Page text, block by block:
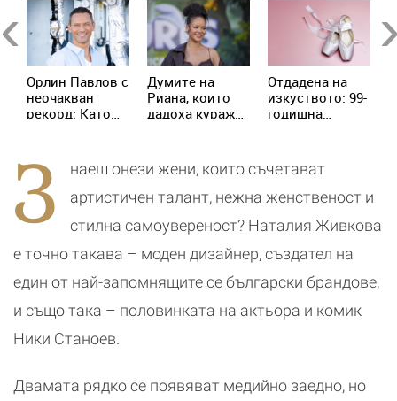
Орлин Павлов с
неочакван
рекорд: Като
наведнъж
Думите на
Риана, които
дадоха кураж
Отдадена на
изкуството: 99-
годишна
преподава
танци
З
наеш онези жени, които съчетават
артистичен талант, нежна женственост и
стилна самоувереност? Наталия Живкова
е точно такава – моден дизайнер, създател на
един от най-запомнящите се български брандове,
и също така – половинката на актьора и комик
Ники Станоев.
Двамата рядко се появяват медийно заедно, но